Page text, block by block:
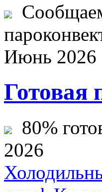
Июнь 2026
Готовая
80%
2026